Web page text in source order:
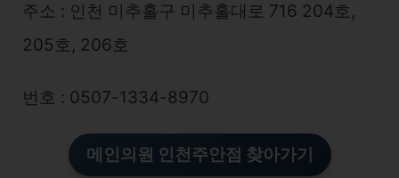
주소 : 인천 미추홀구 미추홀대로 716 204호,
205호, 206호
번호 : 0507-1334-8970
메인의원 인천주안점 찾아가기